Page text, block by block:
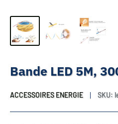
Bande LED 5M,
ACCESSOIRES ENERGIE SKU: